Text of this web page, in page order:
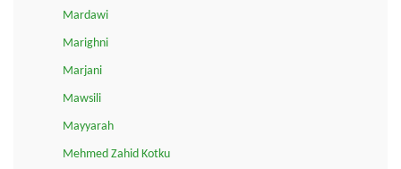
Mardawi
Marighni
Marjani
Mawsili
Mayyarah
Mehmed Zahid Kotku